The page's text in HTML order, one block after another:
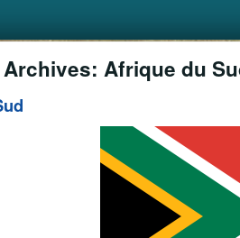
Afrique du